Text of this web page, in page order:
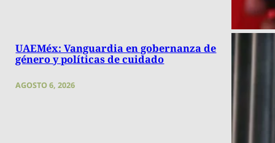
UAEMéx: Vanguardia en gobernanza de
género y políticas de cuidado
AGOSTO 6, 2026